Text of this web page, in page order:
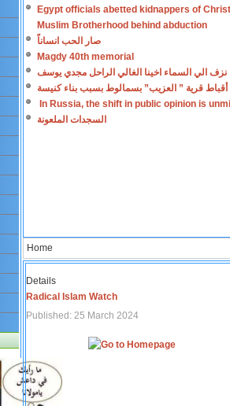
Egypt officials abetted kidnappers of
Muslim Brotherhood behind abduction
صار الحب انساناً
Magdy 40th memorial
نزف الي السماء اخينا الغالي الراحل مجدي يوسف
أقباط قرية ” العزيب” بسمالوط بسبب بناء كنيسة
In Russia, the shift in public opinion is
السجدات الملعونة
Home
Details
Radical Islam Watch
Published: 25 March 2024